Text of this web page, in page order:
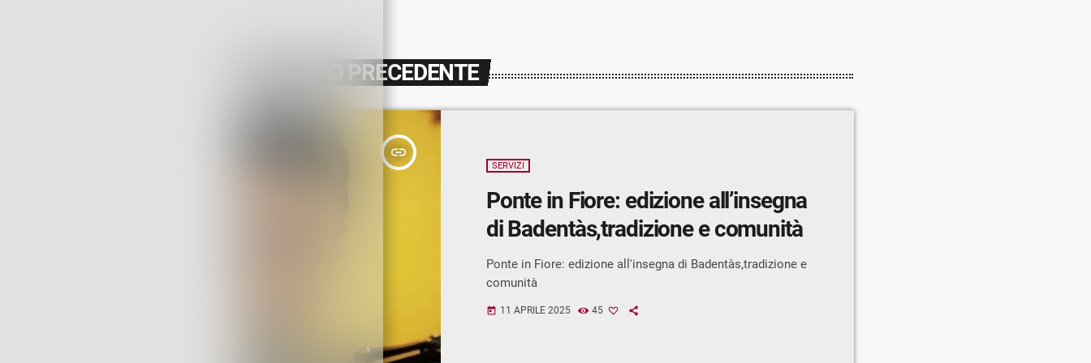
ARTICOLO PRECEDENTE
insert_link
SERVIZI
Ponte in Fiore: edizione all’insegna
di Badentàs,tradizione e comunità
Ponte in Fiore: edizione all'insegna di Badentàs,tradizione e
comunità
today 11 APRILE 2025 45